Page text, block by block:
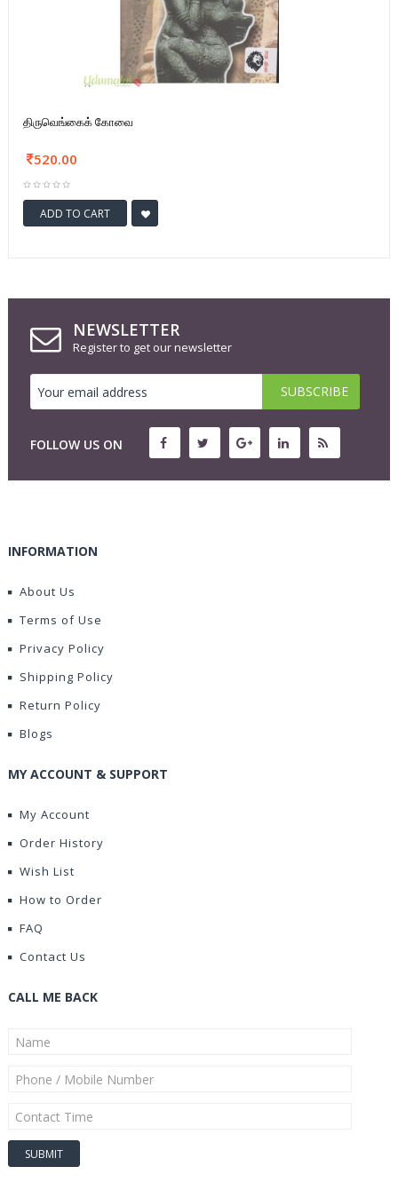
திருவெங்கைக் கோவை
520.00
ADD TO CART
NEWSLETTER
Register to get our newsletter
FOLLOW US ON
INFORMATION
About Us
Terms of Use
Privacy Policy
Shipping Policy
Return Policy
Blogs
MY ACCOUNT & SUPPORT
My Account
Order History
Wish List
How to Order
FAQ
Contact Us
CALL ME BACK